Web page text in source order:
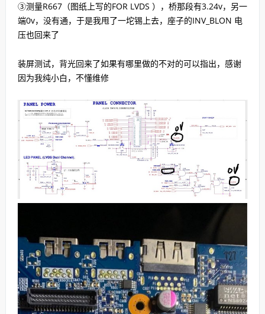
③测量R667（图纸上写的FOR LVDS ），桥那段有3.24v，另一
端0v，没有通，于是我甩了一坨锡上去，座子的INV_BLON 电
压也回来了
装屏测试，背光回来了如果有哪里做的不对的可以指出，感谢
因为我纯小白，不懂维修